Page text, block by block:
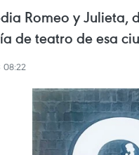
Romeo y Julieta,
de teatro de esa